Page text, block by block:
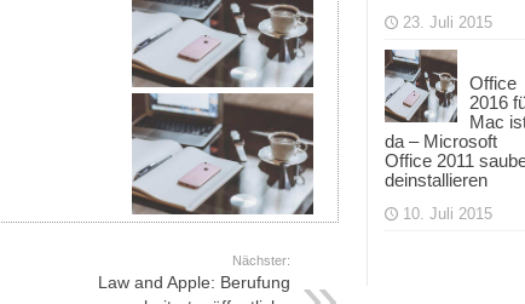
Nächster:
Law and Apple: Berufung
23. Juli 2015
Office
2016
Mac
da – Microsoft
Office 2011
deinstallieren
10. Juli 2015